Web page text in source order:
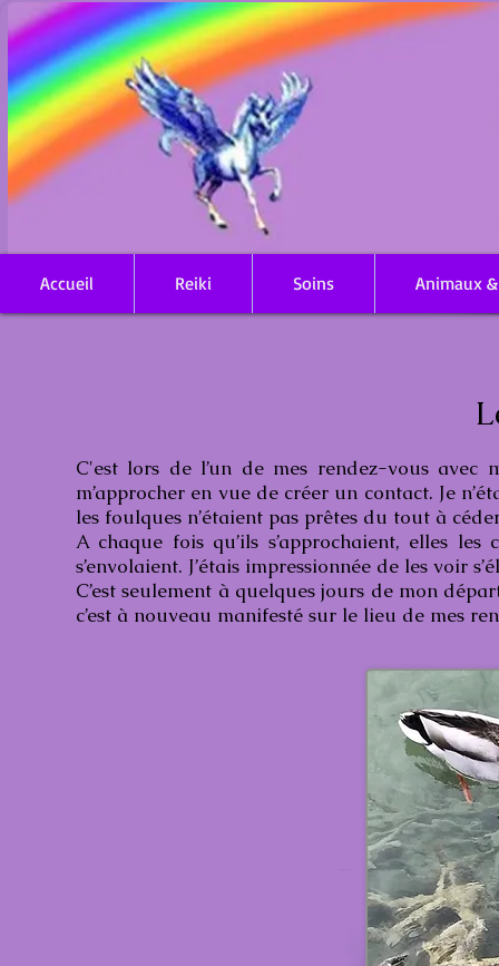
Accueil Reiki Soins Animaux
C'est lors de l’un de mes rendez-vous avec
m’approcher en vue de créer un contact. Je
les foulques n’étaient pas prêtes du tout à
A chaque fois qu’ils s’approchaient, elles
s’envolaient. J’étais impressionnée de les voir
C’est seulement à quelques jours de mon
c’est à nouveau manifesté sur le lieu de mes